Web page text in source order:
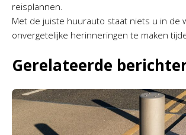
reisplannen.
Met de juiste huurauto staat niets u in de
onvergetelijke herinneringen te maken
Gerelateerde